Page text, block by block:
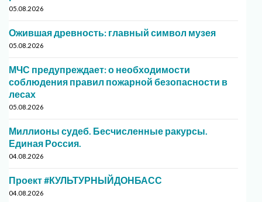
05.08.2026
Ожившая древность: главный символ музея
05.08.2026
МЧС предупреждает: о необходимости
соблюдения правил пожарной безопасности в
лесах
05.08.2026
Миллионы судеб. Бесчисленные ракурсы.
Единая Россия.
04.08.2026
Проект #КУЛЬТУРНЫЙДОНБАСС
04.08.2026